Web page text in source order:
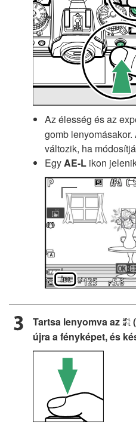
Az élesség és az
gomb
változik, ha
EgyAE-L ikon
Tartsa lenyomva az A (
újra a fényképet, és